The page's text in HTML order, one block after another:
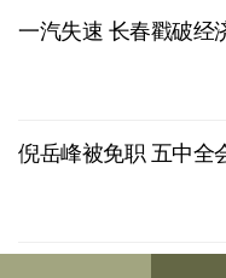
一汽失速 长春戳破经
倪岳峰被免职 五中全